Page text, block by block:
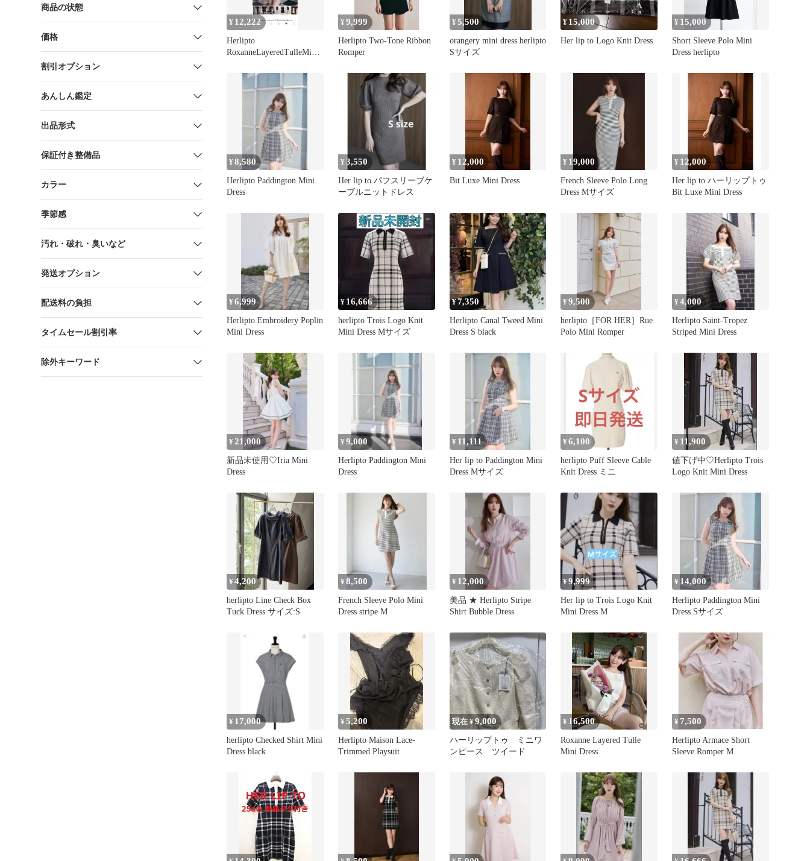
商品の状態
価格
割引オプション
あんしん鑑定
出品形式
保証付き整備品
カラー
季節感
汚れ・破れ・臭いなど
発送オプション
配送料の負担
タイムセール割引率
除外キーワード
¥ 12,222
Herlipto
RoxanneLayeredTulleMini
¥ 9,999
Herlipto Two-Tone Ribbon
Romper
¥5,500
orangery mini dress herlipto
Sサイズ
¥ 15,000
Her lip to Logo Knit Dress
¥ 15,000
Short Sleeve Polo Mini
Dress herlipto
¥8,580
Herlipto Paddington Mini
Dress
¥ 3,550
Her lip to パフスリーブケ
ーブルニットドレス
¥ 12,000
Bit Luxe Mini Dress
¥ 19,000
French Sleeve Polo Long
Dress Mサイズ
¥ 12,000
Her lip to ハーリップトゥ
Bit Luxe Mini Dress
¥6,999
Herlipto Embroidery Poplin
Mini Dress
¥ 16,666
herlipto Trois Logo Knit
Mini Dress Mサイズ
¥7,350
Herlipto Canal Tweed Mini
Dress S black
¥9,500
herlipto［FOR HER］Rue
Polo Mini Romper
¥4,000
Herlipto Saint-Tropez
Striped Mini Dress
¥ 21,000
新品未使用♡Iria Mini
Dress
¥9,000
Herlipto Paddington Mini
Dress
¥ 11,111
Her lip to Paddington Mini
Dress Mサイズ
¥ 6,100
herlipto Puff Sleeve Cable
Knit Dress ミニ
¥ 11,900
値下げ中♡Herlipto Trois
Logo Knit Mini Dress
¥4,200
herlipto Line Check Box
Tuck Dress サイズ:S
¥8,500
French Sleeve Polo Mini
Dress stripe M
¥ 12,000
美品 ★ Herlipto Stripe
Shirt Bubble Dress
¥9,999
Her lip to Trois Logo Knit
Mini Dress M
¥14,000
Herlipto Paddington Mini
Dress Sサイズ
¥ 17,000
herlipto Checked Shirt Mini
Dress black
¥5,200
Herlipto Maison Lace-
Trimmed Playsuit
現在 ¥9,000
ハーリップトゥ ミニワ
ンピース ツイード
¥ 16,500
Roxanne Layered Tulle
Mini Dress
¥ 7,500
Herlipto Armace Short
Sleeve Romper M